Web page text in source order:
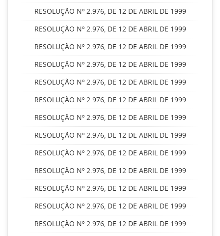
RESOLUÇÃO Nº 2.976, DE 12 DE ABRIL DE 1999
RESOLUÇÃO Nº 2.976, DE 12 DE ABRIL DE 1999
RESOLUÇÃO Nº 2.976, DE 12 DE ABRIL DE 1999
RESOLUÇÃO Nº 2.976, DE 12 DE ABRIL DE 1999
RESOLUÇÃO Nº 2.976, DE 12 DE ABRIL DE 1999
RESOLUÇÃO Nº 2.976, DE 12 DE ABRIL DE 1999
RESOLUÇÃO Nº 2.976, DE 12 DE ABRIL DE 1999
RESOLUÇÃO Nº 2.976, DE 12 DE ABRIL DE 1999
RESOLUÇÃO Nº 2.976, DE 12 DE ABRIL DE 1999
RESOLUÇÃO Nº 2.976, DE 12 DE ABRIL DE 1999
RESOLUÇÃO Nº 2.976, DE 12 DE ABRIL DE 1999
RESOLUÇÃO Nº 2.976, DE 12 DE ABRIL DE 1999
RESOLUÇÃO Nº 2.976, DE 12 DE ABRIL DE 1999